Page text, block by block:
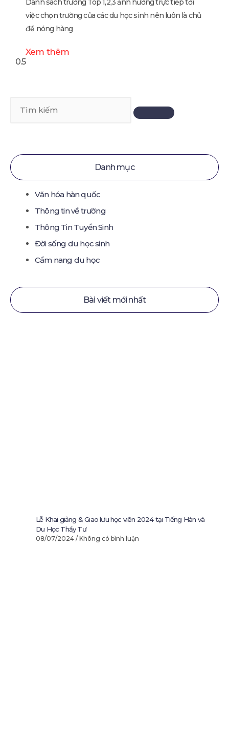
Danh sách trường Top 1,2,3 ảnh hưởng trực tiếp tới
việc chọn trường của các du học sinh nên luôn là chủ
đề nóng hàng
Xem thêm
Danh mục
Văn hóa hàn quốc
Thông tin về trường
Thông Tin Tuyển Sinh
Đời sống du học sinh
Cẩm nang du học
Bài viết mới nhất
Lễ Khai giảng & Giao lưu học viên 2024 tại Tiếng Hàn và
Du Học Thầy Tư
08/07/2024 Không có bình luận